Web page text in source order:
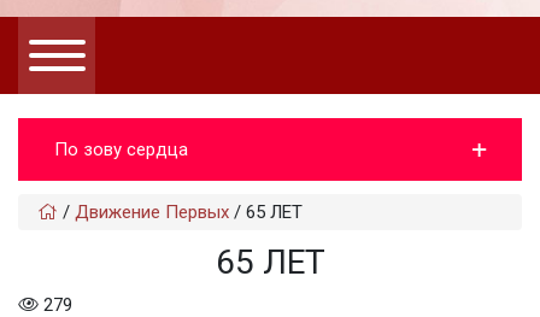
По зову сердца
/ Движение Первых / 65 ЛЕТ
65 ЛЕТ
279